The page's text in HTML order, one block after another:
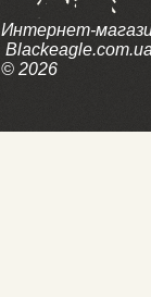
Интернет-
Blackeagle.com.ua
© 2026